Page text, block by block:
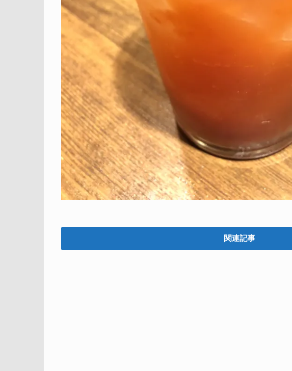
関連記事